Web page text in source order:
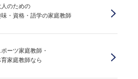
人のための
味・資格・語学の家庭教師
ポーツ家庭教師・
育家庭教師なら